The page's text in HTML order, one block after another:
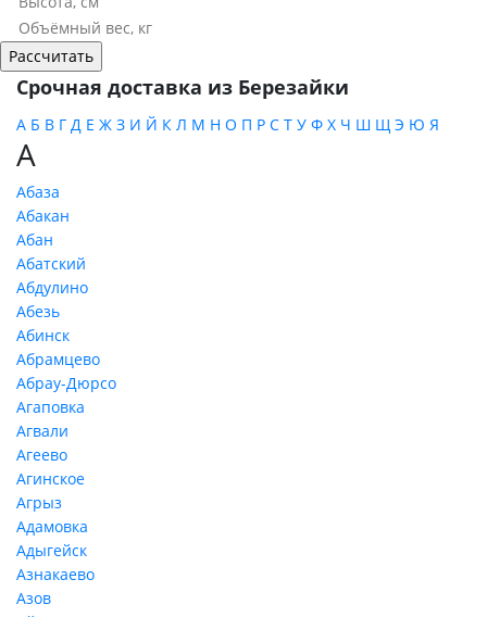
Срочная доставка из Березайки
А Б В Г Д Е Ж З И Й К Л М Н О П Р С Т У Ф Х Ч Ш Щ Э Ю Я
А
Абаза
Абакан
Абан
Абатский
Абдулино
Абезь
Абинск
Абрамцево
Абрау-Дюрсо
Агаповка
Агвали
Агеево
Агинское
Агрыз
Адамовка
Адыгейск
Азнакаево
Азов